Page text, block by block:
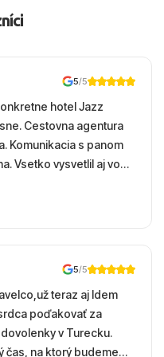
5/5
hotel Jazz
Cestovna agentura
Komunikacia s panom
Vsetko vysvetlil aj vo
Hotel
more,
5/5
teraz aj Idem
poďakovať za
v Turecku.
čas, na ktorý budeme